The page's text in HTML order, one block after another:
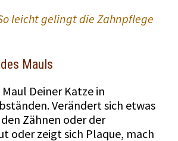
leicht gelingt die Zahnpflege
Mauls
Deiner Katze in
Verändert sich etwas
Zähnen oder der
oder zeigt sich Plaque, mach